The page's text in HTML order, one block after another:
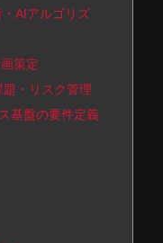
・AIアルゴリズ
策定
題・リスク管理
基盤の要件定義